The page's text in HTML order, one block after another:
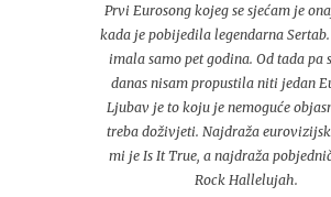
Prvi Eurosong kojeg se sjećam je
kada je pobijedila legendarna
imala samo pet godina. Od tada pa
danas nisam propustila niti jedan
Ljubav je to koju je nemoguće
treba doživjeti. Najdraža
mi je Is It True, a najdraža
Rock Hallelujah.